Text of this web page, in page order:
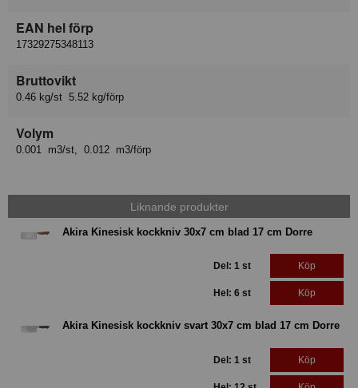
EAN hel förp
17329275348113
Bruttovikt
0.46 kg/st 5.52 kg/förp
Volym
0.001 m3/st, 0.012 m3/förp
Liknande produkter
Akira Kinesisk kockkniv 30x7 cm blad 17 cm Dorre
Del: 1 st Köp
Hel: 6 st Köp
Akira Kinesisk kockkniv svart 30x7 cm blad 17 cm Dorre
Del: 1 st Köp